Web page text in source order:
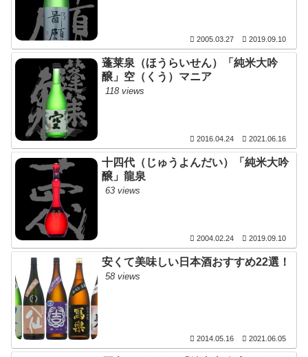
2005.03.27 2019.09.10
蓬莱泉（ほうらいせん）「純米大吟
醸」空（くう）マニア
118 views
2016.04.24 2021.06.16
十四代（じゅうよんだい）「純米大吟
醸」龍泉
63 views
2004.02.24 2019.09.10
安くて美味しい日本酒おすすめ22選！
58 views
2014.05.16 2021.06.05